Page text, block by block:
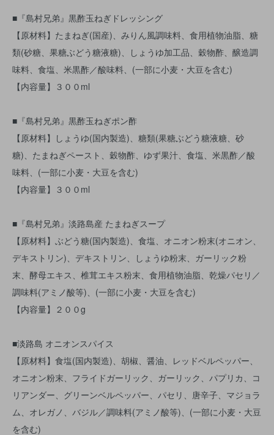
■『島村兄弟』黒酢玉ねぎドレッシング
【原材料】たまねぎ(国産)、みりん風調味料、食用植物油脂、糖
類(砂糖、果糖ぶどう糖液糖)、しょうゆ加工品、穀物酢、醸造調
味料、食塩、米黒酢／酸味料、(一部に小麦・大豆を含む)
【内容量】３００ml
■『島村兄弟』黒酢玉ねぎポン酢
【原材料】しょうゆ(国内製造)、糖類(果糖ぶどう糖液糖、砂
糖)、たまねぎペースト、穀物酢、ゆず果汁、食塩、米黒酢／酸
味料、(一部に小麦・大豆を含む)
【内容量】３００ml
■『島村兄弟』淡路島産 たまねぎスープ
【原材料】ぶどう糖(国内製造)、食塩、オニオン粉末(オニオン、
デキストリン)、デキストリン、しょうゆ粉末、ガーリック粉
末、酵母エキス、椎茸エキス粉末、食用植物油脂、乾燥パセリ／
調味料(アミノ酸等)、(一部に小麦・大豆を含む)
【内容量】２００g
■淡路島 オニオンスパイス
【原材料】食塩(国内製造)、胡椒、醤油、レッドベルペッパー、
オニオン粉末、フライドガーリック、ガーリック、パプリカ、コ
リアンダー、グリーンベルペッパー、パセリ、唐辛子、マジョラ
ム、オレガノ、バジル／調味料(アミノ酸等)、(一部に小麦・大豆
を含む)